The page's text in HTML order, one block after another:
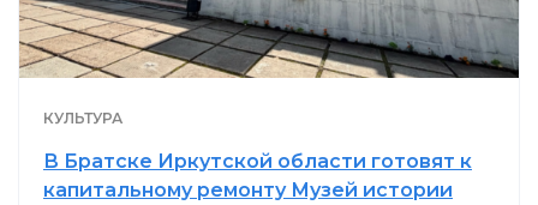
КУЛЬТУРА
В Братске Иркутской области готовят к
капитальному ремонту Музей истории